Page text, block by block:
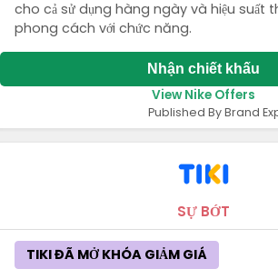
cho cả sử dụng hàng ngày và hiệu suất
phong cách với chức năng.
Nhận chiết khấu
View Nike Offers
Published By Brand
SỰ BỚT
TIKI ĐÃ MỞ KHÓA GIẢM GIÁ